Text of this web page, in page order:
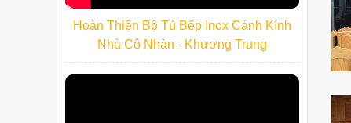
Hoàn Thiện Bộ Tủ Bếp Inox Cánh Kính
Nhà Cô Nhàn - Khương Trung